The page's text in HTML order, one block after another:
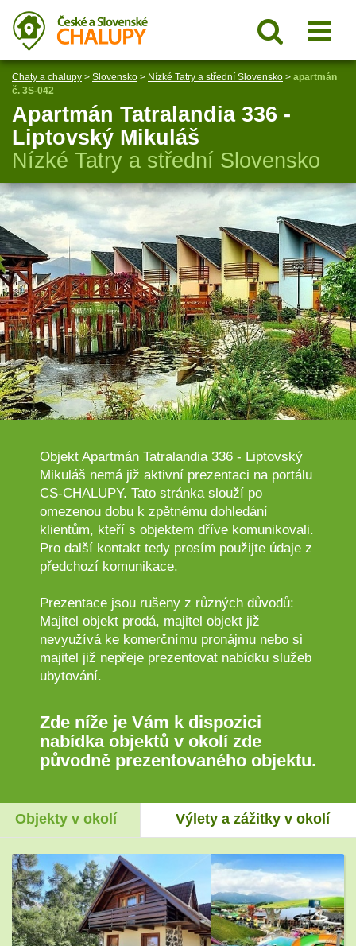
Chaty a chalupy > Slovensko > Nízké Tatry a střední Slovensko > apartmán
č. 3S-042
Apartmán Tatralandia 336 -
Liptovský Mikuláš
Nízké Tatry a střední Slovensko
Objekt Apartmán Tatralandia 336 - Liptovský
Mikuláš nemá již aktivní prezentaci na portálu
CS-CHALUPY. Tato stránka slouží po
omezenou dobu k zpětnému dohledání
klientům, kteří s objektem dříve komunikovali.
Pro další kontakt tedy prosím použijte údaje z
předchozí komunikace.
Prezentace jsou rušeny z různých důvodů:
Majitel objekt prodá, majitel objekt již
nevyužívá ke komerčnímu pronájmu nebo si
majitel již nepřeje prezentovat nabídku služeb
ubytování.
Zde níže je Vám k dispozici
nabídka objektů v okolí zde
původně prezentovaného objektu.
Objekty v okolí Výlety a zážitky v okolí